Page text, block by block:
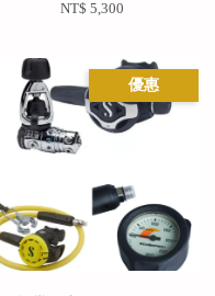
NT$ 5,300
優惠